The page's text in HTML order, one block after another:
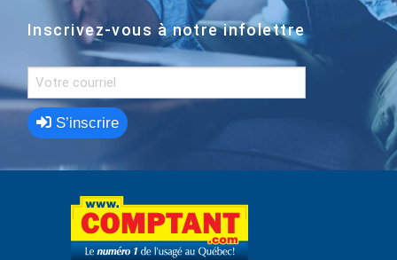
Inscrivez-vous à notre infolettre
S’inscrire